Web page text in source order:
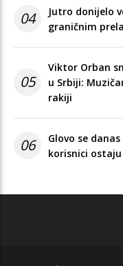
04
Jutro donijelo
graničnim
05
Viktor Orban
u Srbiji:
rakiji
06
Glovo se
korisnici